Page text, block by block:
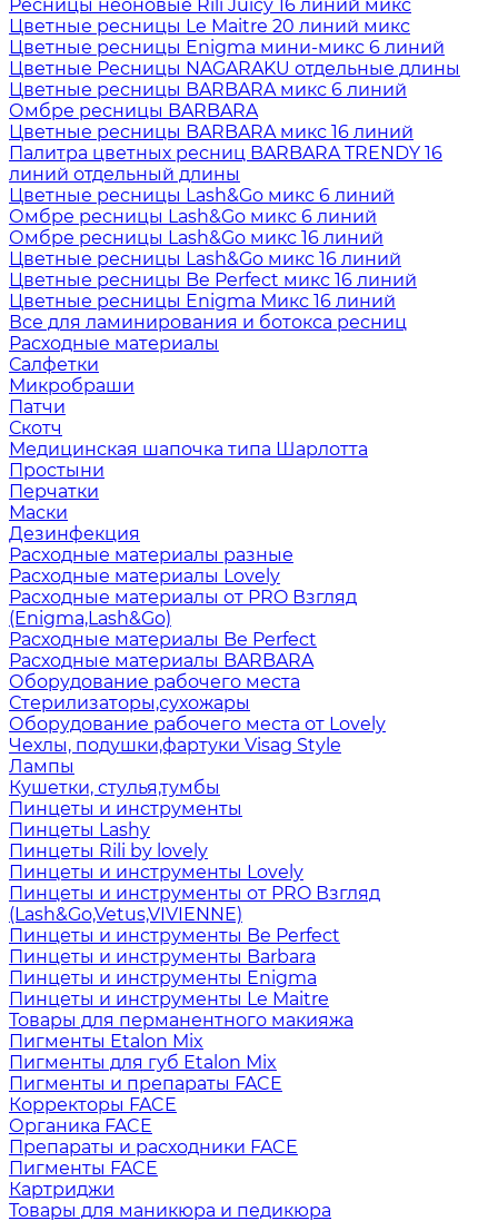
Ресницы неоновые Rili Juicy 16 линий микс
Цветные ресницы Le Maitre 20 линий микс
Цветные ресницы Enigma мини-микс 6 линий
Цветные Ресницы NAGARAKU отдельные длины
Цветные ресницы BARBARA микс 6 линий
Омбре ресницы BARBARA
Цветные ресницы BARBARA микс 16 линий
Палитра цветных ресниц BARBARA TRENDY 16
линий отдельный длины
Цветные ресницы Lash&Go микс 6 линий
Омбре ресницы Lash&Go микс 6 линий
Омбре ресницы Lash&Go микс 16 линий
Цветные ресницы Lash&Go микс 16 линий
Цветные ресницы Be Perfect микс 16 линий
Цветные ресницы Enigma Микс 16 линий
Все для ламинирования и ботокса ресниц
Расходные материалы
Салфетки
Микробраши
Патчи
Скотч
Медицинская шапочка типа Шарлотта
Простыни
Перчатки
Маски
Дезинфекция
Расходные материалы разные
Расходные материалы Lovely
Расходные материалы от PRO Взгляд
(Enigma,Lash&Go)
Расходные материалы Be Perfect
Расходные материалы BARBARA
Оборудование рабочего места
Стерилизаторы,сухожары
Оборудование рабочего места от Lovely
Чехлы, подушки,фартуки Visag Style
Лампы
Кушетки, стулья,тумбы
Пинцеты и инструменты
Пинцеты Lashy
Пинцеты Rili by lovely
Пинцеты и инструменты Lovely
Пинцеты и инструменты от PRO Взгляд
(Lash&Go,Vetus,VIVIENNE)
Пинцеты и инструменты Be Perfect
Пинцеты и инструменты Barbara
Пинцеты и инструменты Enigma
Пинцеты и инструменты Le Maitre
Товары для перманентного макияжа
Пигменты Etalon Mix
Пигменты для губ Etalon Mix
Пигменты и препараты FACE
Корректоры FACE
Органика FACE
Препараты и расходники FACE
Пигменты FACE
Картриджи
Товары для маникюра и педикюра